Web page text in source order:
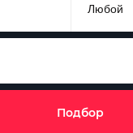
Любой
Подбор